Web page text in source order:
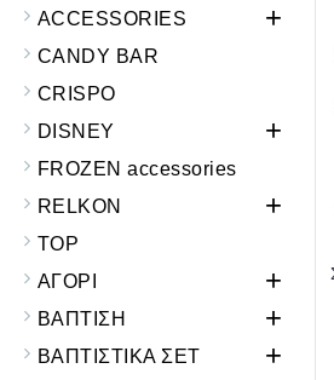
ACCESSORIES +
CANDY BAR
CRISPO
DISNEY
+
FROZEN accessories
RELKON
+
TOP
ΑΓΟΡΙ
+
ΒΑΠΤΙΣΗ +
ΒΑΠΤΙΣΤΙΚΑ ΣΕΤ +